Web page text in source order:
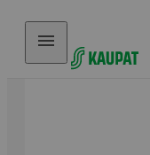
Hyppää sisältöön